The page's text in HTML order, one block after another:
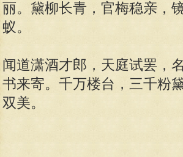
丽。黛柳长青，官梅稳亲，
蚁。
闻道潇酒才郎，天庭试罢，
书来寄。千万楼台，三千粉
双美。